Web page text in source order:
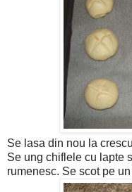
Se lasa din nou la
Se ung chiflele cu lapte
rumenesc. Se scot pe